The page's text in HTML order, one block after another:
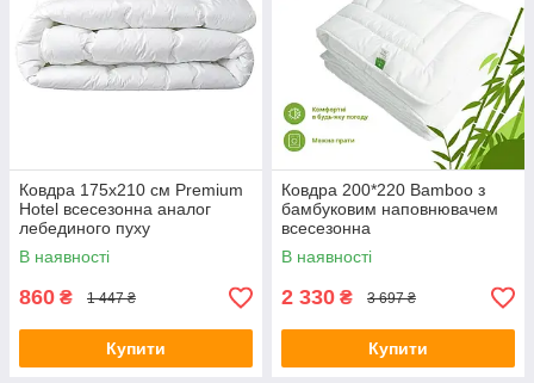
Ковдра 175х210 см Premium
Hotel всесезонна аналог
лебединого пуху
В наявності
860 ₴ 1 447 ₴
Купити
Ковдра 200*220 Bamboo з
бамбуковим наповнювачем
всесезонна
В наявності
2 330 ₴ 3 697 ₴
Купити